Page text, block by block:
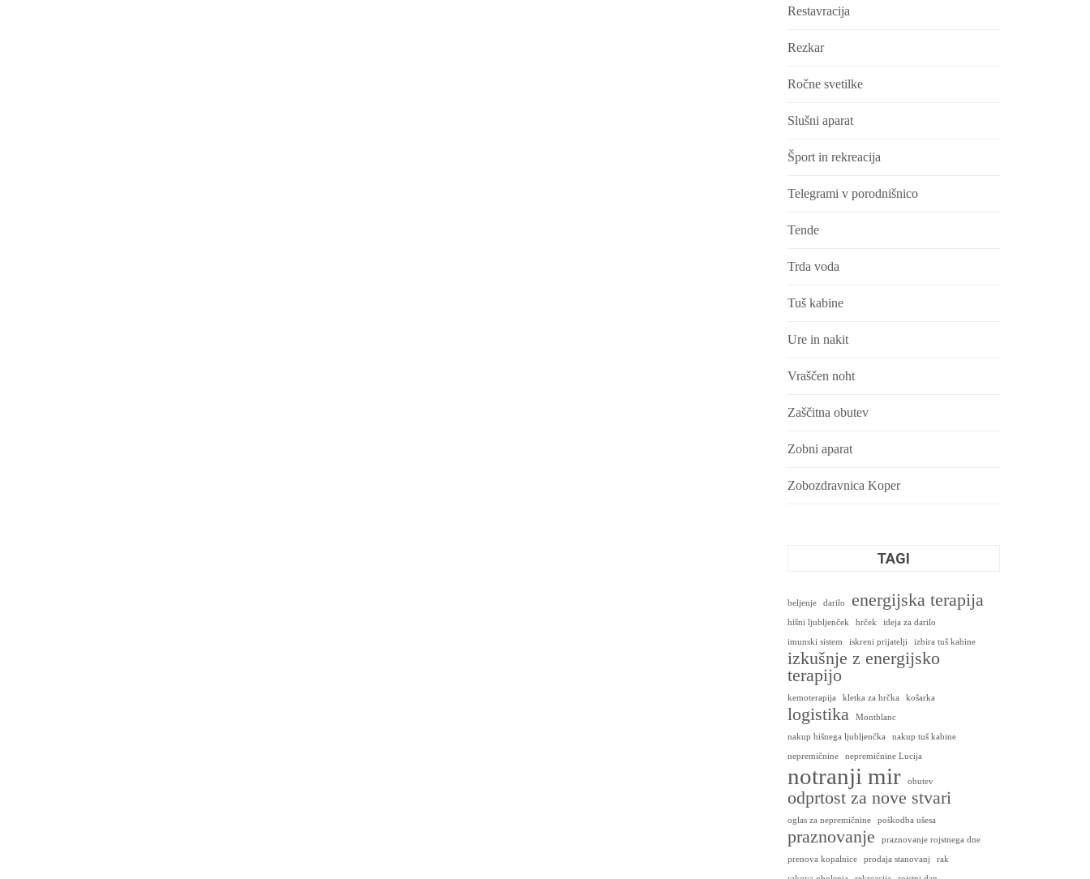
Restavracija
Rezkar
Ročne svetilke
Slušni aparat
Šport in rekreacija
Telegrami v porodnišnico
Tende
Trda voda
Tuš kabine
Ure in nakit
Vraščen noht
Zaščitna obutev
Zobni aparat
Zobozdravnica Koper
TAGI
beljenje darilo energijska terapija
hišni ljubljenček hrček ideja za darilo
imunski sistem iskreni prijatelji izbira tuš kabine
izkušnje z energijsko
terapijo
kemoterapija kletka za hrčka košarka
logistika Montblanc
nakup hišnega ljubljenčka nakup tuš kabine
nepremičnine nepremičnine Lucija
notranji mir obutev
odprtost za nove stvari
oglas za nepremičnine poškodba ušesa
praznovanje praznovanje rojstnega dne
prenova kopalnice prodaja stanovanj rak